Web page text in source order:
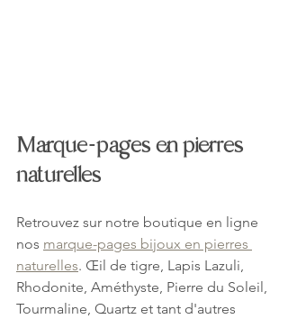
Marque-pages en pierres
naturelles
Retrouvez sur notre boutique en ligne
nos marque-pages bijoux en pierres
naturelles. Œil de tigre, Lapis Lazuli,
Rhodonite, Améthyste, Pierre du Soleil,
Tourmaline, Quartz et tant d'autres